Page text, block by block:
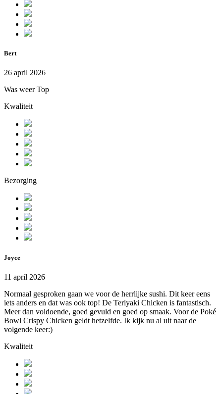
Bert
26 april 2026
Was weer Top
Kwaliteit
Bezorging
Joyce
11 april 2026
Normaal gesproken gaan we voor de herrlijke sushi. Dit keer eens
iets anders en dat was ook top! De Teriyaki Chicken is fantastisch.
Meer dan voldoende, goed gevuld en goed op smaak. Voor de Poké
Bowl Crispy Chicken geldt hetzelfde. Ik kijk nu al uit naar de
volgende keer:)
Kwaliteit